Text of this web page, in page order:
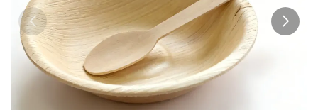
ZAAK C
FACTORY TOUR
CONTACT MET ONS